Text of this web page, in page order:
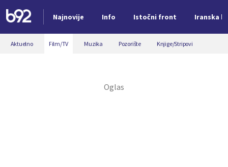
Najnovije Info Istočni front Iranska
Nova vest
Aktuelno Film/TV Muzika Pozorište Knjige/Stripovi